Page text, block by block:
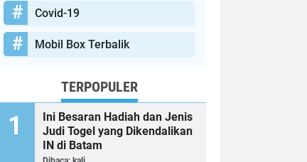
Covid-19
Mobil Box Terbalik
TERPOPULER
Ini Besaran Hadiah dan Jenis
Judi Togel yang Dikendalikan
IN di Batam